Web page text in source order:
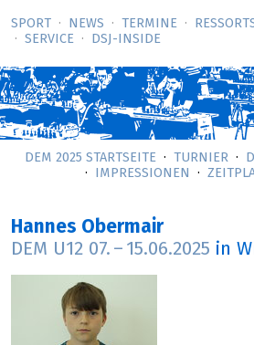
SPORT NEWS TERMINE
SERVICE
DSJ-­INSIDE
DEM 2025 STARTSEITE TURNIER
IMPRESSIONEN
Hannes Obermair
DEM U12 07. – 15.06.2025 in